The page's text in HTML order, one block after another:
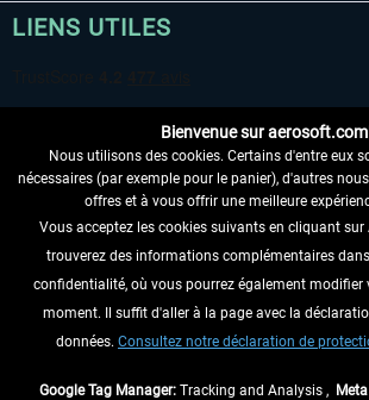
LIENS UTILES
RENONCER AU CONTRAT ICI
INFORMATIONS
NE MANQUEZ PAS LES
Bienvenue sur
Nous utilisons des cookies. Certains d'entre eux
nécessaires (par exemple pour le panier), d'autres
offres et à vous offrir une meilleure
Vous acceptez les cookies suivants en cliquant
trouverez des informations complémentaires
confidentialité, où vous pourrez également modifier
moment. Il suffit d'aller à la page avec la
données. Consultez notre déclaration de
Google Tag Manager: Tracking and Analysis ,